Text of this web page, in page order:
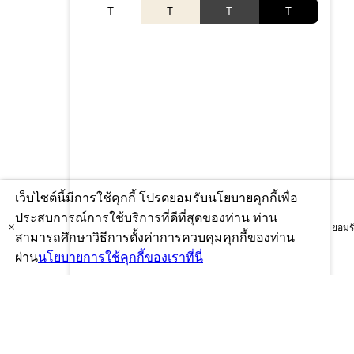
T T T T
×
เว็บไซต์นี้มีการใช้คุกกี้ โปรดยอมรับนโยบายคุกกี้เพื่อ
ประสบการณ์การใช้บริการที่ดีที่สุดของท่าน ท่าน
สามารถศึกษาวิธีการตั้งค่าการควบคุมคุกกี้ของท่าน
ผ่านนโยบายการใช้คุกกี้ของเราที่นี่
ยอม